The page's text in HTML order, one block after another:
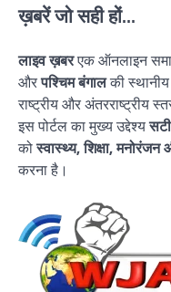
ख़बरें जो सही हों...
लाइव ख़बरएक ऑनलाइन
औरपश्चिम बंगालकी
राष्ट्रीय और अंतरराष्ट्रीय
इस पोर्टल का मुख्य उद्देश्य
कोस्वास्थ्य, शिक्षा,
करना है।